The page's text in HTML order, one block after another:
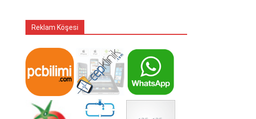
Reklam Köşesi